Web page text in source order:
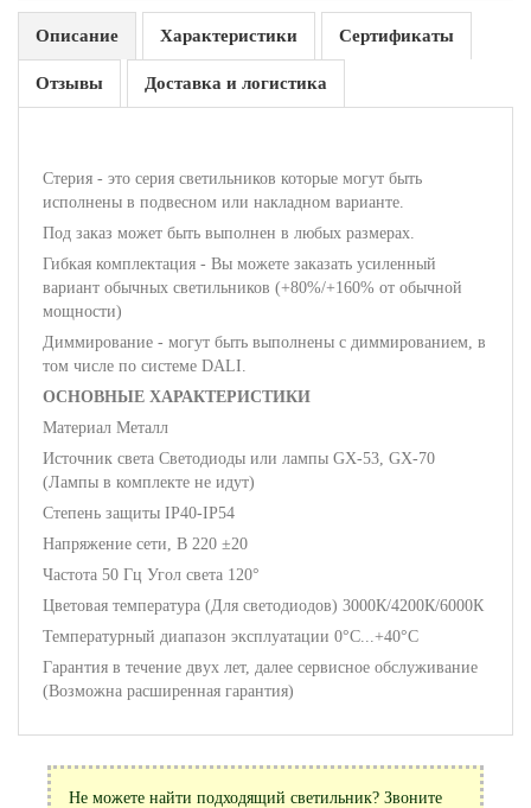
Описание Характеристики Сертификаты
Отзывы Доставка и логистика
Стерия - это серия светильников которые могут быть
исполнены в подвесном или накладном варианте.
Под заказ может быть выполнен в любых размерах.
Гибкая комплектация - Вы можете заказать усиленный
вариант обычных светильников (+80%/+160% от обычной
мощности)
Диммирование - могут быть выполнены с диммированием, в
том числе по системе DALI.
ОСНОВНЫЕ ХАРАКТЕРИСТИКИ
Материал Металл
Источник света Светодиоды или лампы GX-53, GX-70
(Лампы в комплекте не идут)
Степень защиты IP40-IP54
Напряжение сети, В 220 ±20
Частота 50 Гц Угол света 120°
Цветовая температура (Для светодиодов) 3000К/4200К/6000К
Температурный диапазон эксплуатации 0°С...+40°С
Гарантия в течение двух лет, далее сервисное обслуживание
(Возможна расширенная гарантия)
Не можете найти подходящий светильник? Звоните